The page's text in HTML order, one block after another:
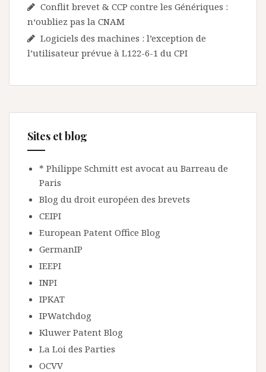
Conflit brevet & CCP contre les Génériques :
n‘oubliez pas la CNAM
Logiciels des machines : l’exception de
l’utilisateur prévue à L122-6-1 du CPI
Sites et blog
* Philippe Schmitt est avocat au Barreau de
Paris
Blog du droit européen des brevets
CEIPI
European Patent Office Blog
GermanIP
IEEPI
INPI
IPKAT
IPWatchdog
Kluwer Patent Blog
La Loi des Parties
OCVV